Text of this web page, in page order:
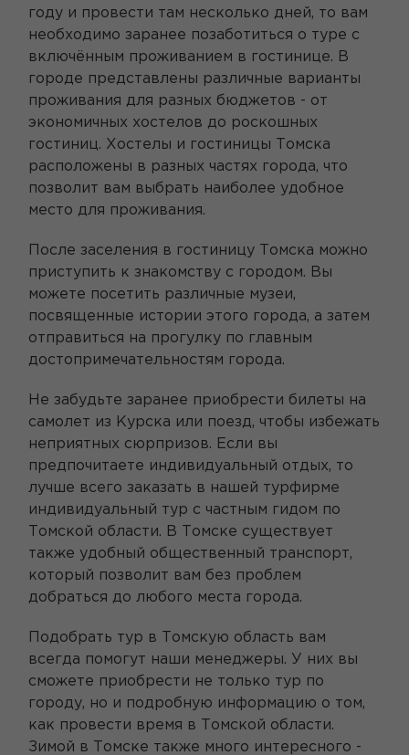
году и провести там несколько дней, то вам
необходимо заранее позаботиться о туре с
включённым проживанием в гостинице. В
городе представлены различные варианты
проживания для разных бюджетов - от
экономичных хостелов до роскошных
гостиниц. Хостелы и гостиницы Томска
расположены в разных частях города, что
позволит вам выбрать наиболее удобное
место для проживания.
После заселения в гостиницу Томска можно
приступить к знакомству с городом. Вы
можете посетить различные музеи,
посвященные истории этого города, а затем
отправиться на прогулку по главным
достопримечательностям города.
Не забудьте заранее приобрести билеты на
самолет из Курска или поезд, чтобы избежать
неприятных сюрпризов. Если вы
предпочитаете индивидуальный отдых, то
лучше всего заказать в нашей турфирме
индивидуальный тур с частным гидом по
Томской области. В Томске существует
также удобный общественный транспорт,
который позволит вам без проблем
добраться до любого места города.
Подобрать тур в Томскую область вам
всегда помогут наши менеджеры. У них вы
сможете приобрести не только тур по
городу, но и подробную информацию о том,
как провести время в Томской области.
Зимой в Томске также много интересного -